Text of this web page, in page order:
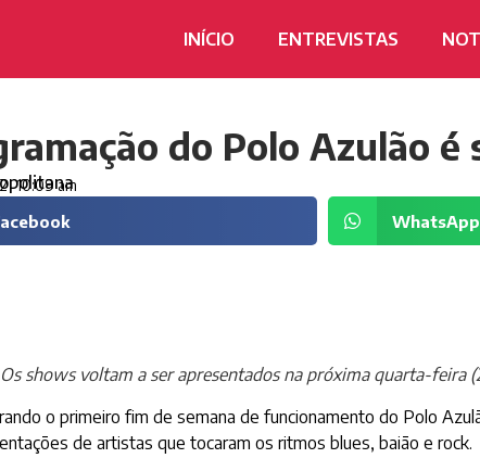
INÍCIO ENTREVISTAS
do Polo Azulão
10:09 am
WhatsApp
Os shows voltam a ser apresentados na próxima quarta-feira
o primeiro fim de semana de funcionamento do Polo
de artistas que tocaram os ritmos blues, baião e rock.